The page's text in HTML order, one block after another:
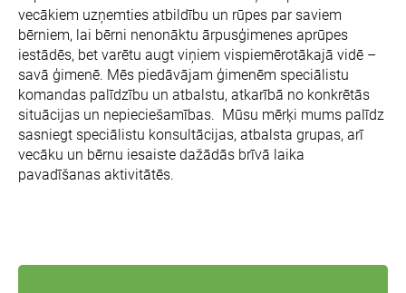
vecākiem uzņemties atbildību un rūpes par saviem
bērniem, lai bērni nenonāktu ārpusģimenes aprūpes
iestādēs, bet varētu augt viņiem vispiemērotākajā vidē –
savā ģimenē. Mēs piedāvājam ģimenēm speciālistu
komandas palīdzību un atbalstu, atkarībā no konkrētās
situācijas un nepieciešamības. Mūsu mērķi mums palīdz
sasniegt speciālistu konsultācijas, atbalsta grupas, arī
vecāku un bērnu iesaiste dažādās brīvā laika
pavadīšanas aktivitātēs.